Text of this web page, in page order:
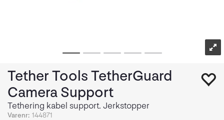
Tether Tools TetherGuard
Camera Support
Tethering kabel support. Jerkstopper
Varenr: 144871